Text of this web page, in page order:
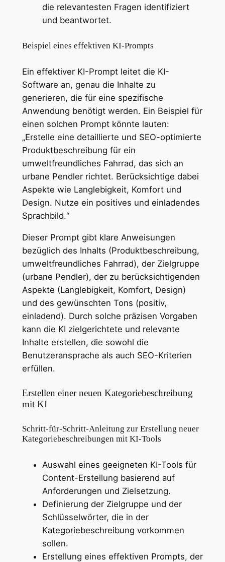
die relevantesten Fragen identifiziert
und beantwortet.
Beispiel eines effektiven KI-Prompts
Ein effektiver KI-Prompt leitet die KI-
Software an, genau die Inhalte zu
generieren, die für eine spezifische
Anwendung benötigt werden. Ein Beispiel für
einen solchen Prompt könnte lauten:
„Erstelle eine detaillierte und SEO-optimierte
Produktbeschreibung für ein
umweltfreundliches Fahrrad, das sich an
urbane Pendler richtet. Berücksichtige dabei
Aspekte wie Langlebigkeit, Komfort und
Design. Nutze ein positives und einladendes
Sprachbild.“
Dieser Prompt gibt klare Anweisungen
bezüglich des Inhalts (Produktbeschreibung,
umweltfreundliches Fahrrad), der Zielgruppe
(urbane Pendler), der zu berücksichtigenden
Aspekte (Langlebigkeit, Komfort, Design)
und des gewünschten Tons (positiv,
einladend). Durch solche präzisen Vorgaben
kann die KI zielgerichtete und relevante
Inhalte erstellen, die sowohl die
Benutzeransprache als auch SEO-Kriterien
erfüllen.
Erstellen einer neuen Kategoriebeschreibung
mit KI
Schritt-für-Schritt-Anleitung zur Erstellung neuer
Kategoriebeschreibungen mit KI-Tools
Auswahl eines geeigneten KI-Tools für
Content-Erstellung basierend auf
Anforderungen und Zielsetzung.
Definierung der Zielgruppe und der
Schlüsselwörter, die in der
Kategoriebeschreibung vorkommen
sollen.
Erstellung eines effektiven Prompts, der